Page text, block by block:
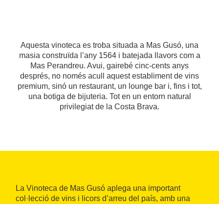
Aquesta vinoteca es troba situada a Mas Gusó, una
masia construïda l’any 1564 i batejada llavors com a
Mas Perandreu. Avui, gairebé cinc-cents anys
després, no només acull aquest establiment de vins
premium, sinó un restaurant, un lounge bar i, fins i tot,
una botiga de bijuteria. Tot en un entorn natural
privilegiat de la Costa Brava.
La Vinoteca de Mas Gusó aplega una important
col·lecció de vins i licors d’arreu del país, amb una